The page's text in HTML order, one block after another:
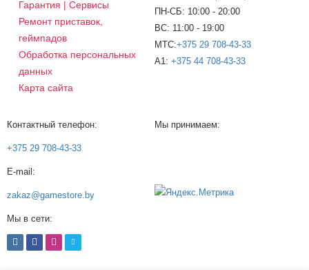
Гарантия | Сервисы
Ремонт приставок,
геймпадов
Обработка персональных
данных
Карта сайта
ПН-СБ: 10:00 - 20:00
ВС: 11:00 - 19:00
МТС:+375 29 708-43-33
A1: +375 44 708-43-33
Контактный телефон:
+375 29 708-43-33
E-mail:
zakaz@gamestore.by
Мы в сети:
Мы принимаем: